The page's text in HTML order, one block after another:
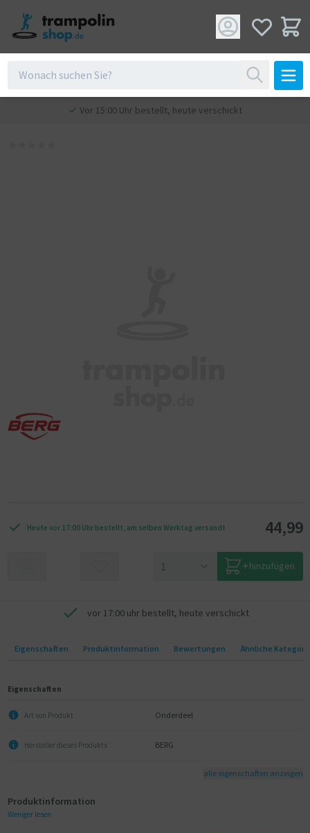
Vor 15:00 Uhr bestellt, heute verschickt
Heute vor 17:00 Uhr bestellt, am selben Werktag versandt 44,99
hinzufügen
vor 17:00 uhr bestellt, heute verschickt
Eigenschaften Produktinformation Bewertungen Ähnliche
Eigenschaften
Art von Produkt Onderdeel
Hersteller dieses Produkts BERG
alle eigenschaften anzeigen
Produktinformation
Weniger lesen